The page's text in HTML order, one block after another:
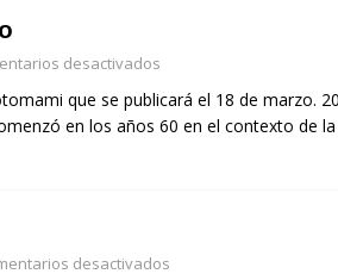
desactivados
que se publicará el 18 de marzo.
en los años 60 en el contexto de la
desactivados